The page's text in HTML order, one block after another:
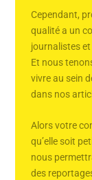
Cependant,
qualité a un
journalistes
Et nous
vivre au sein
dans nos
Alors votre
qu’elle soit
nous
des